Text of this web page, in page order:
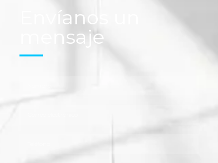
Envíanos un
mensaje